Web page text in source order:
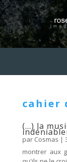
cahier
(…) la
par Cosmas |
montrer aux